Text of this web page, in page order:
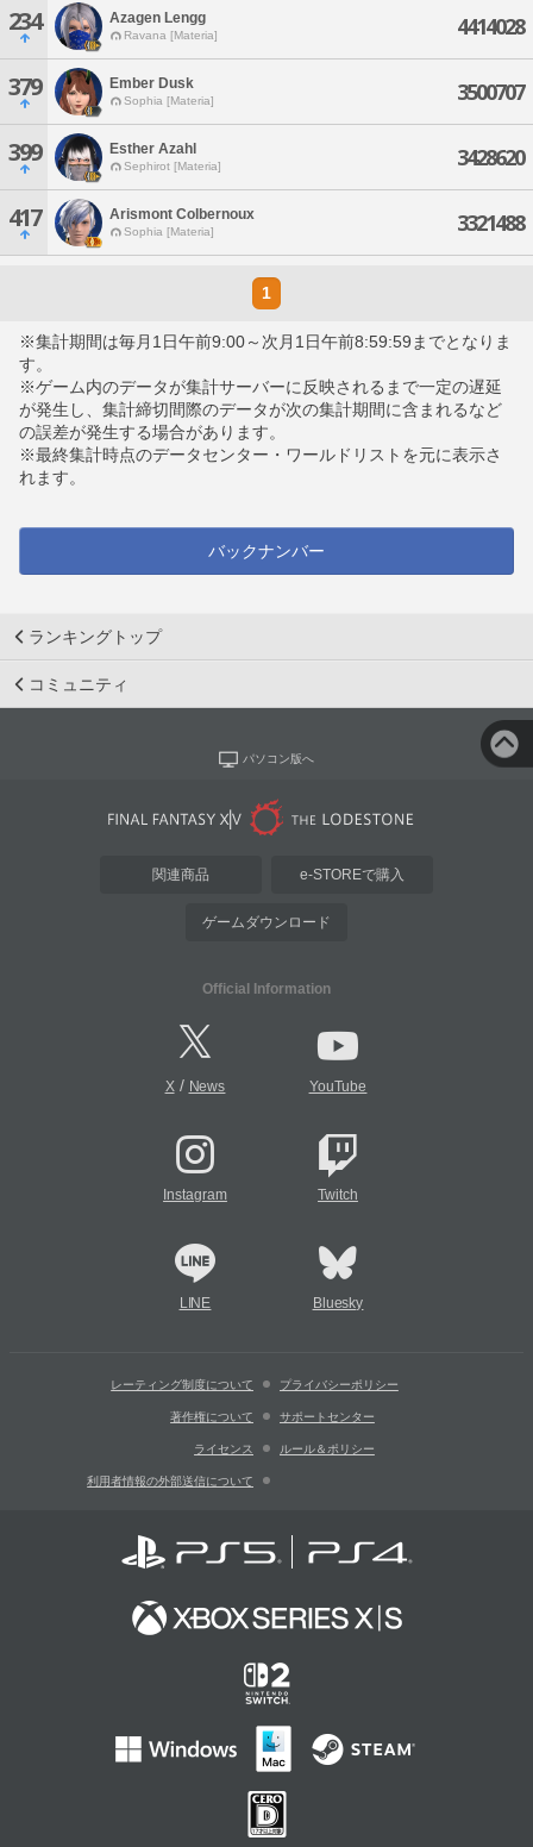
234 Azagen Lengg
Ravana [Materia] 4414028
379 Ember Dusk
Sophia [Materia] 3500707
399 Esther Azahl
Sephirot [Materia] 3428620
417 Arismont Colbernoux
Sophia [Materia] 3321488
1
※集計期間は毎月1日午前9:00～次月1日午前8:59:59までとなりま
す。
※ゲーム内のデータが集計サーバーに反映されるまで一定の遅延
が発生し、集計締切間際のデータが次の集計期間に含まれるなど
の誤差が発生する場合があります。
※最終集計時点のデータセンター・ワールドリストを元に表示さ
れます。
バックナンバー
ランキングトップ
コミュニティ
パソコン版へ
関連商品 e-STOREで購入
ゲームダウンロード
Official Information
X/ News YouTube
Instagram Twitch
LINE Bluesky
レーティング制度について プライバシーポリシー
著作権について サポートセンター
ライセンス ルール＆ポリシー
利用者情報の外部送信について